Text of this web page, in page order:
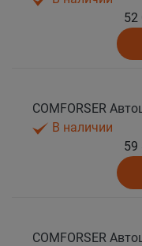
52
В наличии
59